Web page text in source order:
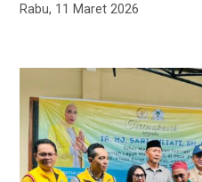
Rabu, 11 Maret 2026